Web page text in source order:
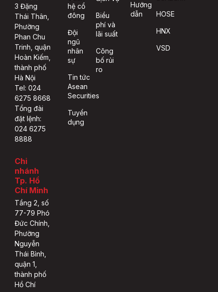
3 Đặng
Thái Thân,
Phường
Phan Chu
Trinh, quận
Hoàn Kiếm,
thành phố
Hà Nội
Tel: 024
6275 8668
Tổng đài
đặt lệnh:
024 6275
8888
Chi
nhánh
Tp. Hồ
Chí Minh
Tầng 2, số
77-79 Phó
Đức Chính,
Phường
Nguyễn
Thái Bình,
quận 1,
thành phố
Hồ Chí
hệ cổ
đông
Đội
ngũ
nhân
sự
Tin tức
Asean
Securities
Tuyển
dụng
Biểu
phí và
lãi suất
Công
bố rủi
ro
Hướng
dẫn
HOSE
HNX
VSD